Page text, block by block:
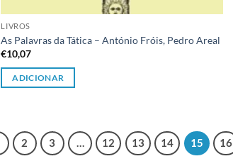
LIVROS
As Palavras da Tática – António Fróis, Pedro Areal
€10,07
ADICIONAR
2 3 … 12 13 14 15 16